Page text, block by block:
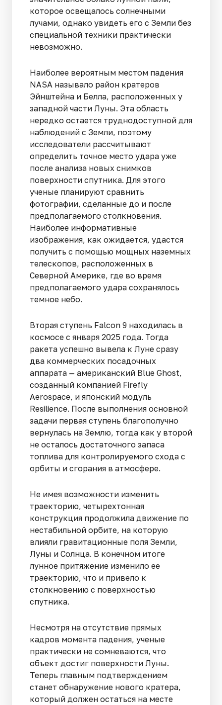
которое освещалось солнечными
лучами, однако увидеть его с Земли без
специальной техники практически
невозможно.
Наиболее вероятным местом падения
NASA называло район кратеров
Эйнштейна и Белла, расположенных у
западной части Луны. Эта область
нередко остается труднодоступной для
наблюдений с Земли, поэтому
исследователи рассчитывают
определить точное место удара уже
после анализа новых снимков
поверхности спутника. Для этого
ученые планируют сравнить
фотографии, сделанные до и после
предполагаемого столкновения.
Наиболее информативные
изображения, как ожидается, удастся
получить с помощью мощных наземных
телескопов, расположенных в
Северной Америке, где во время
предполагаемого удара сохранялось
темное небо.
Вторая ступень Falcon 9 находилась в
космосе с января 2025 года. Тогда
ракета успешно вывела к Луне сразу
два коммерческих посадочных
аппарата — американский Blue Ghost,
созданный компанией Firefly
Aerospace, и японский модуль
Resilience. После выполнения основной
задачи первая ступень благополучно
вернулась на Землю, тогда как у второй
не осталось достаточного запаса
топлива для контролируемого схода с
орбиты и сгорания в атмосфере.
Не имея возможности изменить
траекторию, четырехтонная
конструкция продолжила движение по
нестабильной орбите, на которую
влияли гравитационные поля Земли,
Луны и Солнца. В конечном итоге
лунное притяжение изменило ее
траекторию, что и привело к
столкновению с поверхностью
спутника.
Несмотря на отсутствие прямых
кадров момента падения, ученые
практически не сомневаются, что
объект достиг поверхности Луны.
Теперь главным подтверждением
станет обнаружение нового кратера,
который должен остаться на месте